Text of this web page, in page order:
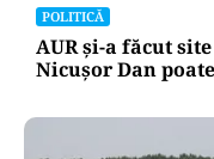
POLITICĂ
AUR și-a făcut
Nicușor Dan